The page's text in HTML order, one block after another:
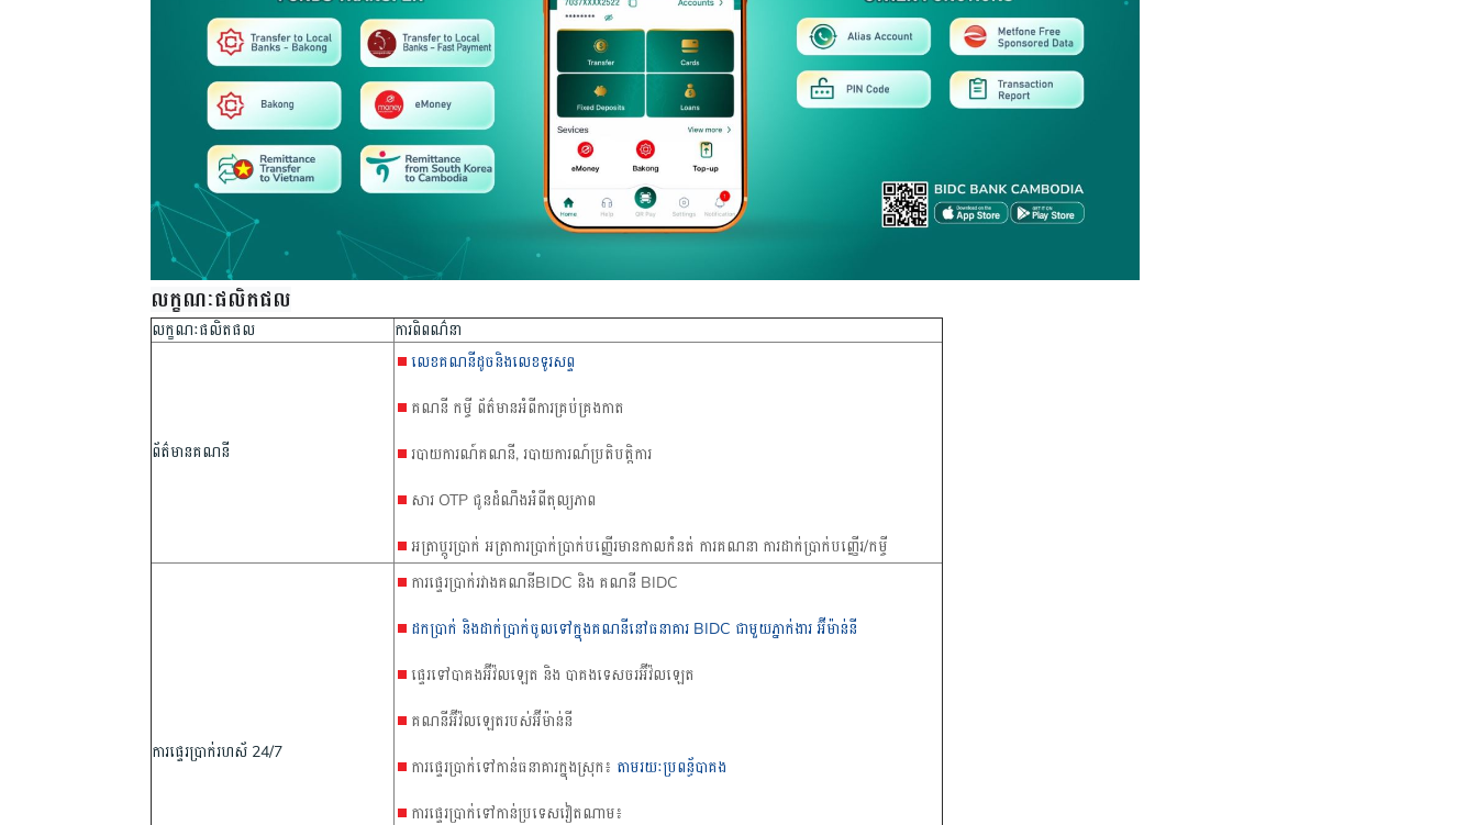
លក្ខណៈផលិតផល
លក្ខណៈផលិតផល ការពិពណ៌នា
ព័ត៌មានគណនី
លេខគណនីដូចនិងលេខទូរសព្
គណនី កម្ចី ព័ត៌មានអំពីការគ្រប់គ្រងកាត
របាយការណ៍គណនី, របាយការណ៍ប្រតិបត្តិការ
សារ OTP ជូនដំណឹងអំពីតុល្យភាព
អត្រាប្តូរប្រាក់ អត្រាការប្រាក់ប្រាក់បញ្ញើរមានកាលកំនត់ ការគណនា ការដាក់ប្រាក់បញ្ញើរ/កម្ចី
ការផ្ទេរប្រាក់រហស័​​ 24/7
ការផ្ទេរប្រាក់រវាងគណនីBIDC និង គណនី BIDC
ដកប្រាក់ និងដាក់ប្រាក់ចូលទៅក្នុងគណនីនៅធនាគារ BIDC ជាមួយភ្នាក់ងារ អ៊ីម៉ាន់នី
ផ្ទេរទៅបាគងអ៊ីវ៉លឡេត និង​ បាគងទេសចរអ៊ីវ៉លឡេត
គណនីអ៊ីវ៉លឡេតរបស់អ៊ីម៉ាន់នី
ការផ្ទេរប្រាក់ទៅកាន់ធនាគារក្នុងស្រុក៖ តាមរយៈប្រពន្ធ័បាគង
ការផ្ទេរប្រាក់ទៅកាន់ប្រទេសវៀតណាម​៖